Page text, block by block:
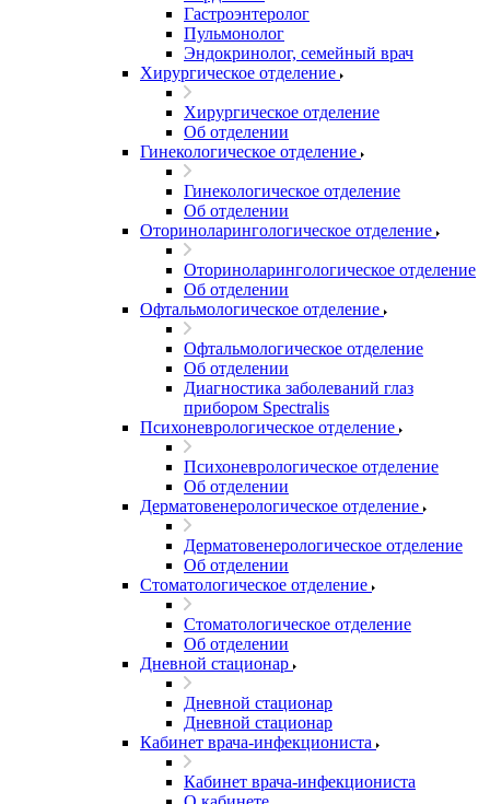
Гастроэнтеролог
Пульмонолог
Эндокринолог, семейный врач
Хирургическое отделение
Хирургическое отделение
Об отделении
Гинекологическое отделение
Гинекологическое отделение
Об отделении
Оториноларингологическое отделение
Оториноларингологическое отделение
Об отделении
Офтальмологическое отделение
Офтальмологическое отделение
Об отделении
Диагностика заболеваний глаз
прибором Spectralis
Психоневрологическое отделение
Психоневрологическое отделение
Об отделении
Дерматовенерологическое отделение
Дерматовенерологическое отделение
Об отделении
Стоматологическое отделение
Стоматологическое отделение
Об отделении
Дневной стационар
Дневной стационар
Дневной стационар
Кабинет врача-инфекциониста
Кабинет врача-инфекциониста